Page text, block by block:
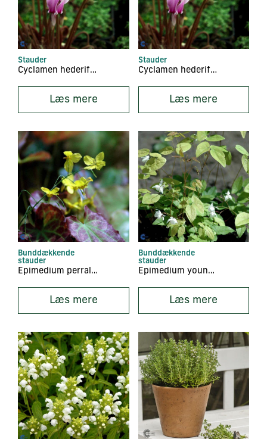
Stauder
Cyclamen hederifolium
Læs mere
Stauder
Cyclamen hederifolium ‘Silver Leaf’
Læs mere
Bunddækkende
stauder
Epimedium perralchicum ‘Frohnleiten’
Læs mere
Bunddækkende
stauder
Epimedium youngianum ‘Niveum’
Læs mere